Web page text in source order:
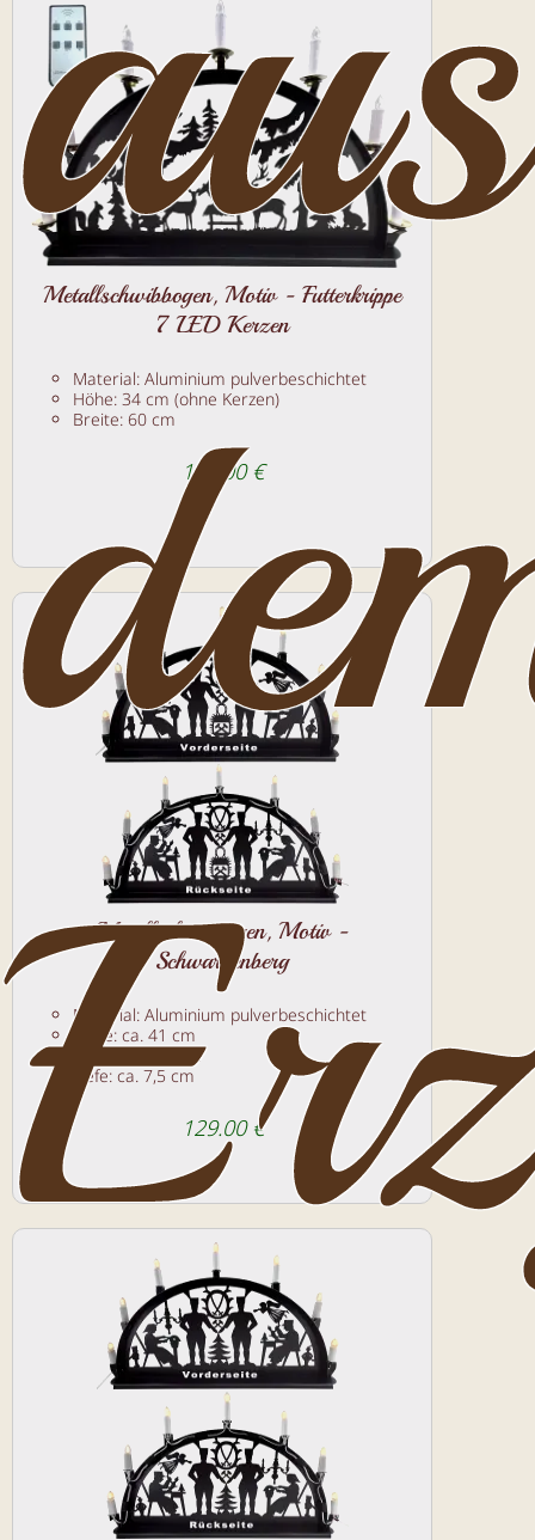
Metallschwibbogen, Motiv - Futterkrippe
7 LED Kerzen
Material: Aluminium pulverbeschichtet
Höhe: 34 cm (ohne Kerzen)
Breite: 60 cm
129.00 €
Metallschwibbogen, Motiv -
Schwarzenberg
Material: Aluminium pulverbeschichtet
Höhe: ca. 41 cm
Breite: ca. 60 cm
Tiefe: ca. 7,5 cm
129.00 €